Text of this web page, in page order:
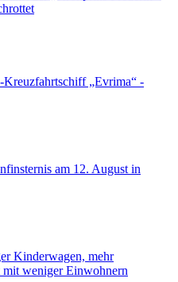
Kreuzfahrtschiff „Evrima“ -
am 12. August in
Kinderwagen, mehr
weniger Einwohnern